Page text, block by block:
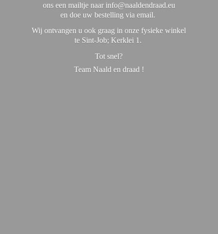
ons een mailtje naar info@naaldendraad.eu
en doe uw bestelling via email.
Wij ontvangen u ook graag in onze fysieke winkel
te Sint-Job; Kerklei 1.
Tot snel?
Team Naald en draad !